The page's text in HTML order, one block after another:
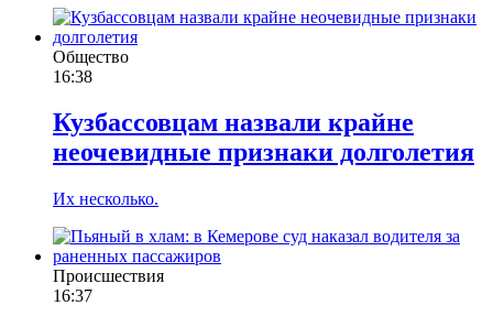
Общество
16:38
Кузбассовцам назвали крайне
неочевидные признаки долголетия
Их несколько.
Происшествия
16:37